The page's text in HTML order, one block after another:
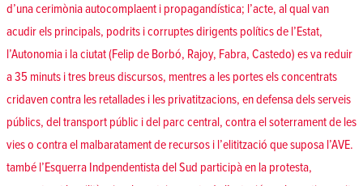
d’una cerimònia autocomplaent i propagandística; l’acte, al qual van
acudir els principals, podrits i corruptes dirigents polítics de l’Estat,
l’Autonomia i la ciutat (Felip de Borbó, Rajoy, Fabra, Castedo) es va reduir
a 35 minuts i tres breus discursos, mentres a les portes els concentrats
cridaven contra les retallades i les privatitzacions, en defensa dels serveis
públics, del transport públic i del parc central, contra el soterrament de les
vies o contra el malbaratament de recursos i l’elitització que suposa l’AVE.
també l’Esquerra Indpendentista del Sud participà en la protesta,